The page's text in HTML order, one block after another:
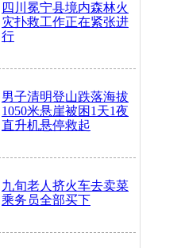
四川冕宁县境内森林火
灾扑救工作正在紧张进
行
男子清明登山跌落海拔
1050米悬崖被困1天1夜
直升机悬停救起
九旬老人挤火车去卖菜
乘务员全部买下